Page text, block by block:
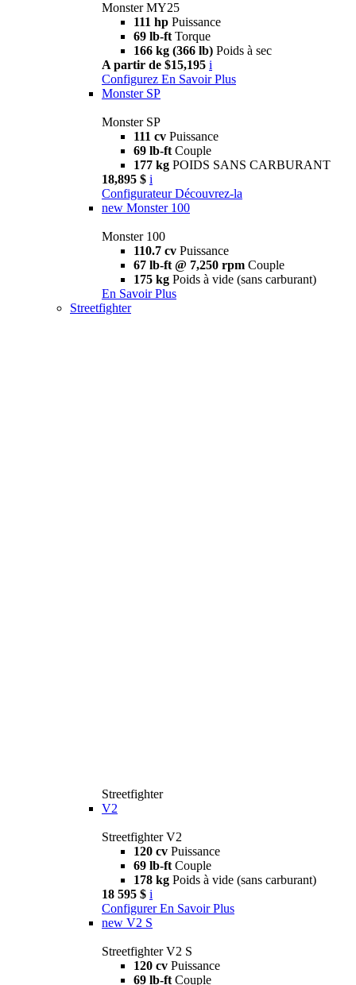
Monster MY25
111 hp Puissance
69 lb-ft Torque
166 kg (366 lb) Poids à sec
A partir de $15,195 i
Configurez En Savoir Plus
Monster SP
Monster SP
111 cv Puissance
69 lb-ft Couple
177 kg POIDS SANS CARBURANT
18,895 $ i
Configurateur Découvrez-la
new Monster 100
Monster 100
110.7 cv Puissance
67 lb-ft @ 7,250 rpm Couple
175 kg Poids à vide (sans carburant)
En Savoir Plus
Streetfighter
Streetfighter
V2
Streetfighter V2
120 cv Puissance
69 lb-ft Couple
178 kg Poids à vide (sans carburant)
18 595 $ i
Configurer En Savoir Plus
new V2 S
Streetfighter V2 S
120 cv Puissance
69 lb-ft Couple